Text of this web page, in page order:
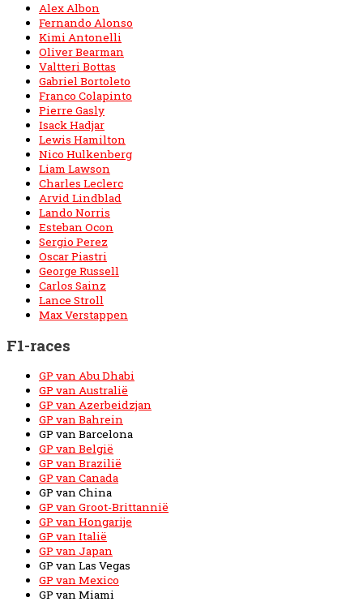
Alex Albon
Fernando Alonso
Kimi Antonelli
Oliver Bearman
Valtteri Bottas
Gabriel Bortoleto
Franco Colapinto
Pierre Gasly
Isack Hadjar
Lewis Hamilton
Nico Hulkenberg
Liam Lawson
Charles Leclerc
Arvid Lindblad
Lando Norris
Esteban Ocon
Sergio Perez
Oscar Piastri
George Russell
Carlos Sainz
Lance Stroll
Max Verstappen
F1-races
GP van Abu Dhabi
GP van Australië
GP van Azerbeidzjan
GP van Bahrein
GP van Barcelona
GP van België
GP van Brazilië
GP van Canada
GP van China
GP van Groot-Brittannië
GP van Hongarije
GP van Italië
GP van Japan
GP van Las Vegas
GP van Mexico
GP van Miami